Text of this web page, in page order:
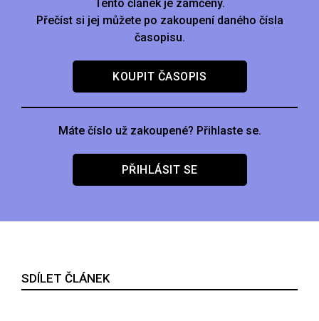
Tento článek je zamčený.
Přečíst si jej můžete po zakoupení daného čísla
časopisu.
KOUPIT ČASOPIS
Máte číslo už zakoupené? Přihlaste se.
PŘIHLÁSIT SE
SDÍLET ČLÁNEK